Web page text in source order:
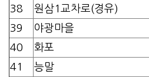
38
원삼1교차로(경유)
39
야광마을
40
화포
41
능말